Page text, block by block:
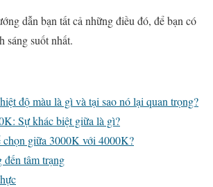
dẫn bạn tất cả những điều đó, để bạn có
sáng suốt nhất.
độ màu là gì và tại sao nó lại quan trọng?
Sự khác biệt giữa là gì?
chọn giữa 3000K với 4000K?
tâm trạng